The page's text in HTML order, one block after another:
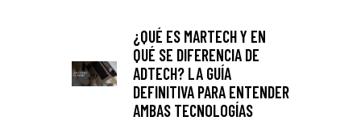
¿QUÉ ES MARTECH Y EN
QUÉ SE DIFERENCIA DE
ADTECH? LA GUÍA
DEFINITIVA PARA ENTENDER
AMBAS TECNOLOGÍAS